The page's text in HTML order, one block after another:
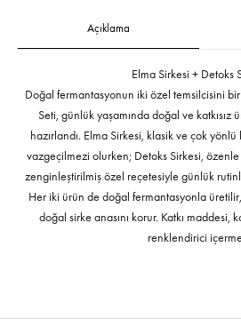
Açıklama
Elma Sirkesi + Detoks
Doğal fermantasyonun iki özel temsilcisini
Seti, günlük yaşamında doğal ve
hazırlandı. Elma Sirkesi, klasik ve çok yönlü
vazgeçilmezi olurken; Detoks Sirkesi,
zenginleştirilmiş özel reçetesiyle günlük
Her iki ürün de doğal fermantasyonla
doğal sirke anasını korur. Katkı maddesi,
renklendirici